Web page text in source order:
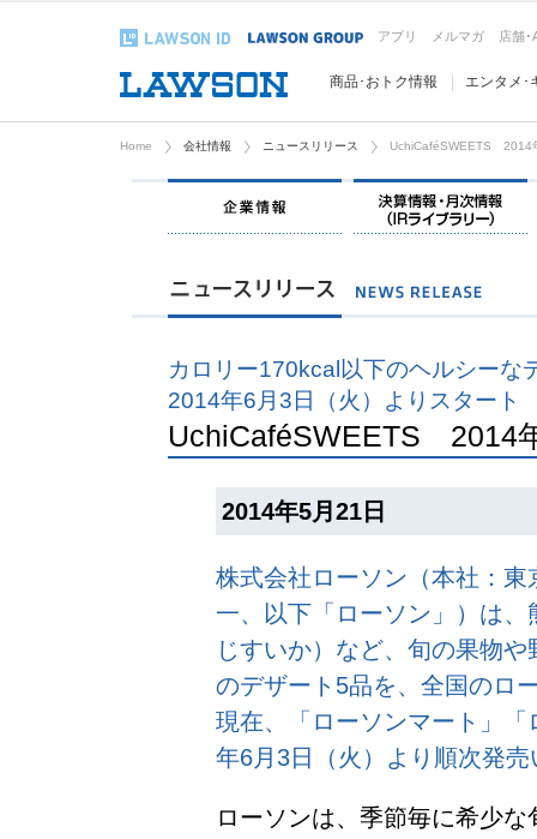
アプリ メルマガ 店舗･
商品･おトク情報 エンタメ･
Home 会社情報 ニュースリリース UchiCaféSWEETS 2014
企業情報
カロリー170kcal以下のヘルシーな
2014年6月3日（火）よりスタート
UchiCaféSWEETS 2014
2014年5月21日
株式会社ローソン（本社：
一、以下「ローソン」）は
じすいか）など、旬の果物
のデザート5品を、全国のロ
現在、「ローソンマート」
年6月3日（火）より順次発
ローソンは、季節毎に希少